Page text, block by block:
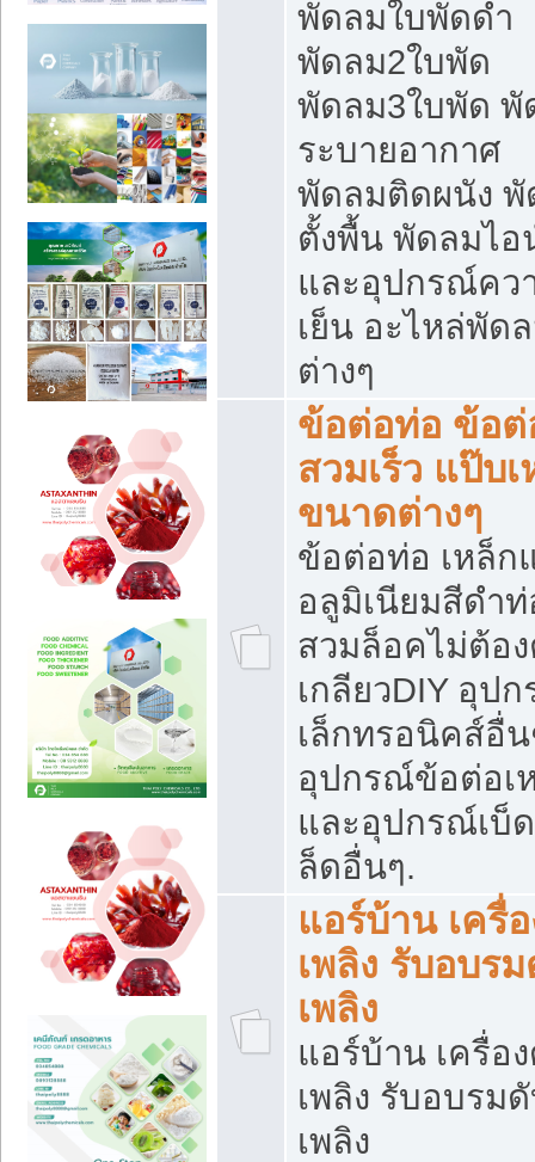
พัดลมใบพัดดำ
พัดลม2ใบพัด
พัดลม3ใบพัด พั
ระบายอากาศ
พัดลมติดผนัง พั
ตั้งพื้น พัดลมไอ
และอุปกรณ์คว
เย็น อะไหล่พัด
ต่างๆ
ข้อต่อท่อ ข้อต่
สวมเร็ว แป๊บ
ขนาดต่างๆ
ข้อต่อท่อ เหล็ก
อลูมิเนียมสีดำ
สวมล็อคไม่ต้อ
เกลียวDIY อุป
เล็กทรอนิคส์อื่
อุปกรณ์ข้อต่อเ
และอุปกรณ์เบ็
ล็ดอื่นๆ.
แอร์บ้าน เครื่
เพลิง รับอบร
เพลิง
แอร์บ้าน เครื่อ
เพลิง รับอบรม
เพลิง